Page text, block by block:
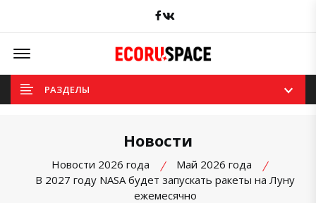
Facebook
Offcanvas Menu Open
РАЗДЕЛЫ
Новости
Новости 2026 года
Май 2026 года
В 2027 году NASA будет запускать ракеты на Луну
ежемесячно